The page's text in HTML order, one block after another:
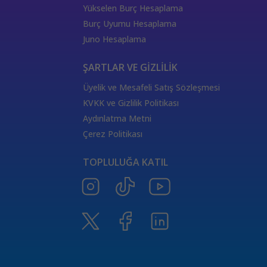
burçların elementleri
değişken
yükselen burçların özellikleri
Satürn Balık burcunda
ThetaHealing seansı
Tarot Destesi
Venüs burcu
Satürn burcu
Aşıklar Tarot Kartı
Güneş Tarot Sağlık Anlamı
Merkür Oğlak burcunda
Ay Tarot Sağlık Anlamı
Değnek Üçlüsü Anlamı
Denge kartı anlamı
Yükselen Burç Hesaplama
Burç Uyumu Hesaplama
Juno Hesaplama
ŞARTLAR VE GİZLİLİK
Üyelik ve Mesafeli Satış Sözleşmesi
KVKK ve Gizlilik Politikası
Aydınlatma Metni
Çerez Politikası
TOPLULUĞA KATIL